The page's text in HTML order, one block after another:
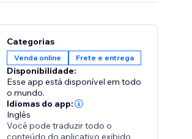
Categorias
Venda online Frete e entrega
Disponibilidade:
Esse app está disponível em todo
o mundo.
Idiomas do app:
Inglês
Você pode traduzir todo o
conteúdo do aplicativo exibido